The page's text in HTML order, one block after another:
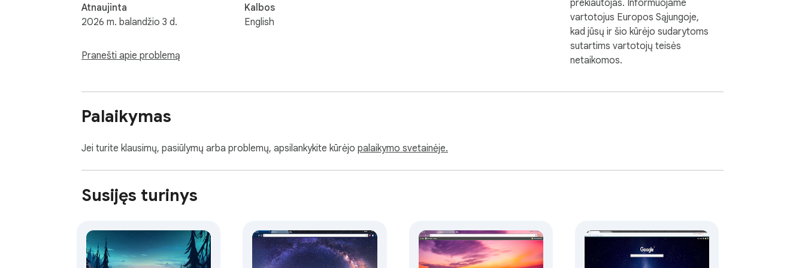
Atnaujinta
2026 m. balandžio 3 d.
Pranešti apie problemą
Kalbos
English
prekiautojas. Informuojame
vartotojus Europos Sąjungoje,
kad jūsų ir šio kūrėjo sudarytoms
sutartims vartotojų teisės
netaikomos.
Palaikymas
Jei turite klausimų, pasiūlymų arba problemų, apsilankykite kūrėjo palaikymo svetainėje.
Susijęs turinys